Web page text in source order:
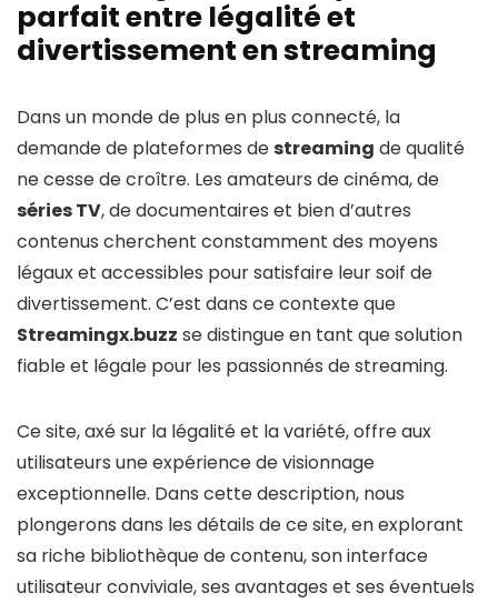
parfait entre légalité et
divertissement en streaming
Dans un monde de plus en plus connecté, la
demande de plateformes destreaming de qualité
ne cesse de croître. Les amateurs de cinéma, de
séries TV, de documentaires et bien d’autres
contenus cherchent constamment des moyens
légaux et accessibles pour satisfaire leur soif de
divertissement. C’est dans ce contexte que
Streamingx.buzz se distingue en tant que solution
fiable et légale pour les passionnés de streaming.
Ce site, axé sur la légalité et la variété, offre aux
utilisateurs une expérience de visionnage
exceptionnelle. Dans cette description, nous
plongerons dans les détails de ce site, en explorant
sa riche bibliothèque de contenu, son interface
utilisateur conviviale, ses avantages et ses éventuels